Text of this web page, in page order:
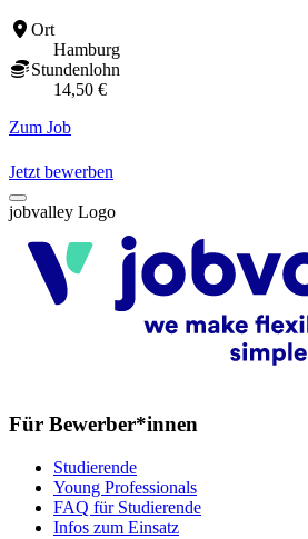
Ort
Hamburg
Stundenlohn
14,50 €
Zum Job
Jetzt bewerben
jobvalley Logo
Für Bewerber*innen
Studierende
Young Professionals
FAQ für Studierende
Infos zum Einsatz